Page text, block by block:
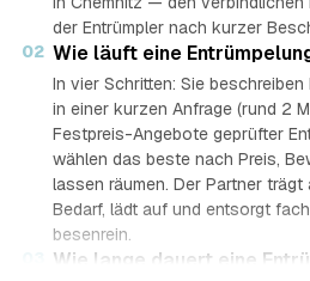
der Entrümpler nach kurzer
02 Wie läuft eine
In vier Schritten: Sie beschreiben
in einer kurzen Anfrage (rund 2
Festpreis-Angebote geprüfter
wählen das beste nach Preis,
lassen räumen. Der Partner trägt
Bedarf, lädt auf und entsorgt
besenrein.
Wie lange dauert eine